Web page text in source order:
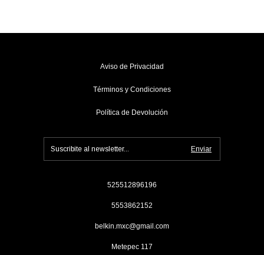
Aviso de Privacidad
Términos y Condiciones
Política de Devolución
525512896196
5553862152
belkin.mxc@gmail.com
Metepec 117